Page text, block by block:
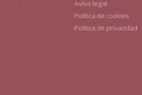
Aviso legal
Política de cookies
Política de privacidad